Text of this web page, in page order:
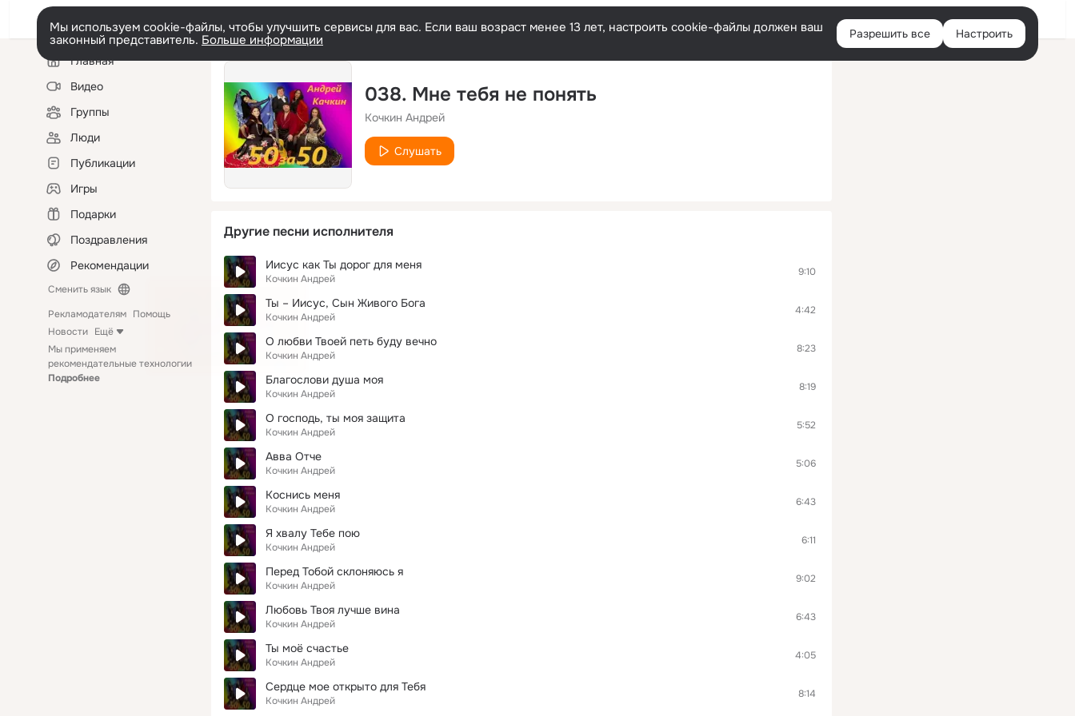
Войти
Мы используем cookie-файлы, чтобы улучшить сервисы для вас. Если ваш возраст менее 13 лет, настроить cookie-файлы должен ваш
законный представитель. Больше информации Разрешить все Настроить
Левая
колонкаГлавная
Видео
Группы
Люди
Публикации
Игры
Подарки
Поздравления
Рекомендации
Сменить язык
Рекламодателям Помощь
Новости Ещё
Мы применяем
рекомендательные технологии
Подробнее
038. Мне тебя не понять
Кочкин Андрей
Слушать
Другие песни исполнителя
Иисус как Ты дорог для меня
Кочкин Андрей
9:10
Ты – Иисус, Сын Живого Бога
Кочкин Андрей
4:42
О любви Твоей петь буду вечно
Кочкин Андрей
8:23
Благослови душа моя
Кочкин Андрей
8:19
О господь, ты моя защита
Кочкин Андрей
5:52
Авва Отче
Кочкин Андрей
5:06
Коснись меня
Кочкин Андрей
6:43
Я хвалу Тебе пою
Кочкин Андрей
6:11
Перед Тобой склоняюсь я
Кочкин Андрей
9:02
Любовь Твоя лучше вина
Кочкин Андрей
6:43
Ты моё счастье
Кочкин Андрей
4:05
Сердце мое открыто для Тебя
Кочкин Андрей
8:14